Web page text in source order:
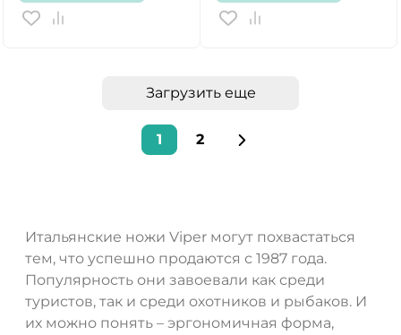
Загрузить еще
1 2
Итальянские ножи Viper могут похвастаться
тем, что успешно продаются с 1987 года.
Популярность они завоевали как среди
туристов, так и среди охотников и рыбаков. И
их можно понять – эргономичная форма,